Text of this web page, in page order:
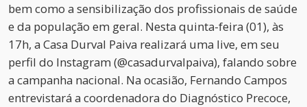
bem como a sensibilização dos profissionais de saúde
e da população em geral. Nesta quinta-feira (01), às
17h, a Casa Durval Paiva realizará uma live, em seu
perfil do Instagram (@casadurvalpaiva), falando sobre
a campanha nacional. Na ocasião, Fernando Campos
entrevistará a coordenadora do Diagnóstico Precoce,